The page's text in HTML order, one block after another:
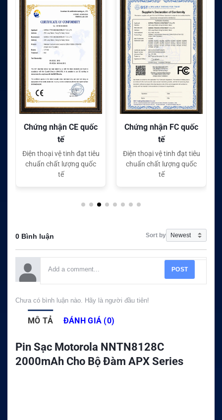
Chứng nhận CE quốc
tế
Điện thoại vệ tinh đạt tiêu
chuẩn chất lượng quốc
tế
Chứng nhận FC quốc
tế
Điện thoại vệ tinh đạt tiêu
chuẩn chất lượng quốc
tế
0 Bình luận Sort by
POST
Chưa có bình luận nào. Hãy là người đầu tiên!
MÔ TẢ ĐÁNH GIÁ (0)
Pin Sạc Motorola NNTN8128C
2000mAh Cho Bộ Đàm APX Series